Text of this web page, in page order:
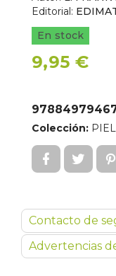
Editorial:
En stock
9,95 €
Colección:
Contacto de
Advertencias